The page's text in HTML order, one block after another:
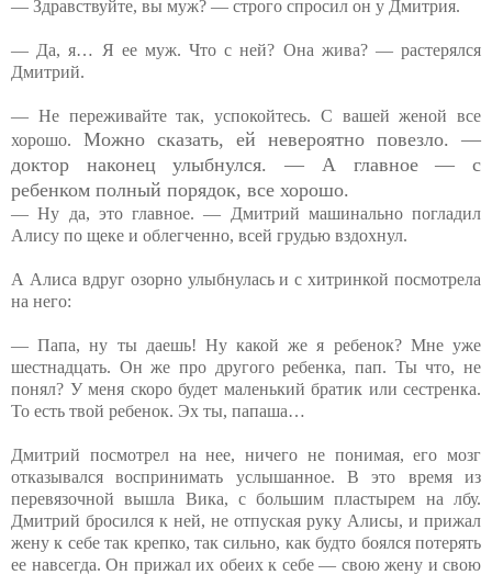
— Здравствуйте, вы муж? — строго спросил он у Дмитрия.
— Да, я… Я ее муж. Что с ней? Она жива? — растерялся
Дмитрий.
— Не переживайте так, успокойтесь. С вашей женой все
хорошо.
Можно сказать, ей невероятно повезло. —
доктор наконец улыбнулся. — А главное — с
ребенком полный порядок, все хорошо.
— Ну да, это главное. — Дмитрий машинально погладил
Алису по щеке и облегченно, всей грудью вздохнул.
А Алиса вдруг озорно улыбнулась и с хитринкой посмотрела
на него:
— Папа, ну ты даешь! Ну какой же я ребенок? Мне уже
шестнадцать. Он же про другого ребенка, пап. Ты что, не
понял? У меня скоро будет маленький братик или сестренка.
То есть твой ребенок. Эх ты, папаша…
Дмитрий посмотрел на нее, ничего не понимая, его мозг
отказывался воспринимать услышанное. В это время из
перевязочной вышла Вика, с большим пластырем на лбу.
Дмитрий бросился к ней, не отпуская руку Алисы, и прижал
жену к себе так крепко, так сильно, как будто боялся потерять
ее навсегда. Он прижал их обеих к себе — свою жену и свою